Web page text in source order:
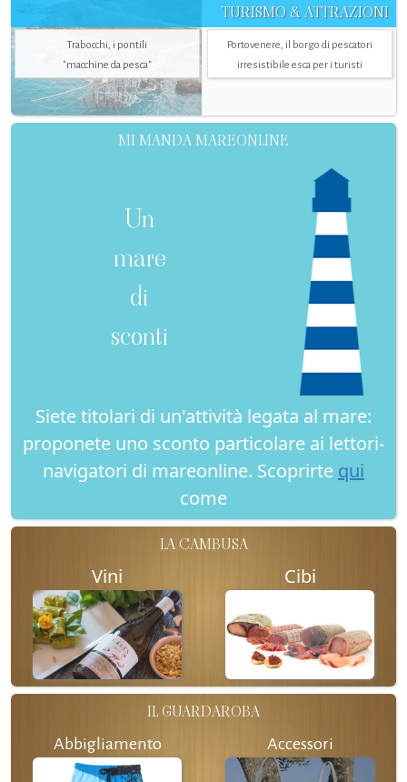
TURISMO & ATTRAZIONI
Trabocchi, i pontili
"macchine da pesca"
Portovenere, il borgo di pescatori
irresistibile esca per i turisti
MI MANDA MAREONLINE
Un
mare
di
sconti
Siete titolari di un'attività legata al mare:
proponete uno sconto particolare ai lettori-
navigatori di mareonline. Scoprirte qui
come
LA CAMBUSA
Vini Cibi
IL GUARDAROBA
Abbigliamento Accessori